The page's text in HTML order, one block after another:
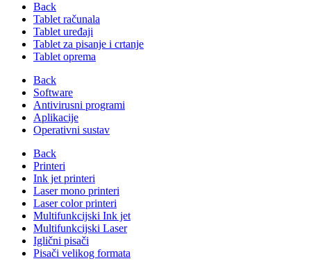
Back
Tablet računala
Tablet uređaji
Tablet za pisanje i crtanje
Tablet oprema
Back
Software
Antivirusni programi
Aplikacije
Operativni sustav
Back
Printeri
Ink jet printeri
Laser mono printeri
Laser color printeri
Multifunkcijski Ink jet
Multifunkcijski Laser
Iglični pisači
Pisači velikog formata